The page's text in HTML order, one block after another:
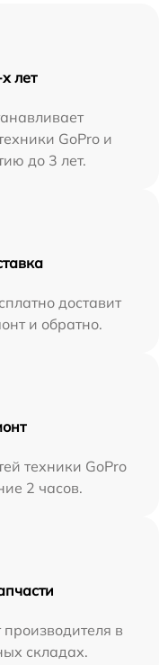
лет
GoPro и
до 3 лет.
доставит
и обратно.
техники GoPro
2 часов.
в
складах.